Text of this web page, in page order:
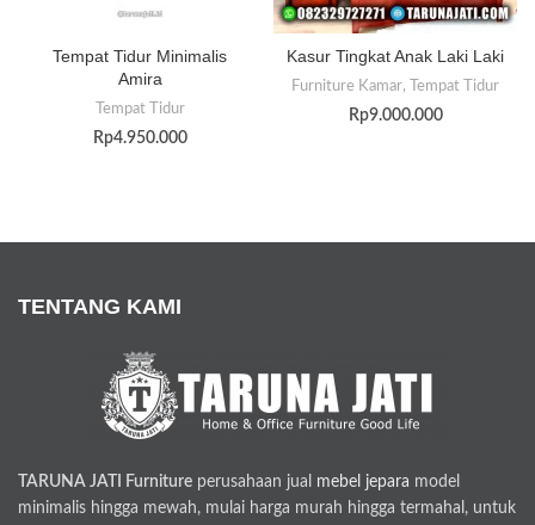
Tempat Tidur Minimalis
Amira
Tempat Tidur
Rp4.950.000
Kasur Tingkat Anak Laki Laki
Furniture Kamar,
Tempat Tidur
Rp9.000.000
TENTANG KAMI
TARUNA JATI Furniture perusahaan jual mebel jepara model
minimalis hingga mewah, mulai harga murah hingga termahal, untuk